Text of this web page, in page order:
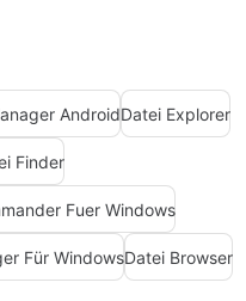
AndroidDatei Explorer
Finder
Fuer Windows
Für WindowsDatei Browser